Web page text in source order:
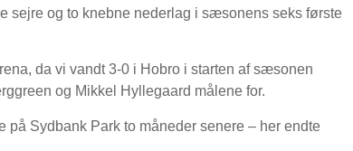
sejre og to knebne nederlag i sæsonens seks første
da vi vandt 3-0 i Hobro i starten af sæsonen
og Mikkel Hyllegaard målene for.
på Sydbank Park to måneder senere – her endte